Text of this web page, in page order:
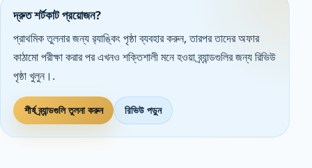
দ্রুত শর্টকাট প্রয়োজন?
প্রাথমিক তুলনার জন্য র‌্যাঙ্কিং পৃষ্ঠা ব্যবহার করুন, তারপর তাদের অফার
কাঠামো পরীক্ষা করার পর এখনও শক্তিশালী মনে হওয়া ব্র্যান্ডগুলির জন্য রিভিউ
পৃষ্ঠা খুলুন।.
শীর্ষ ব্র্যান্ডগুলি তুলনা করুন রিভিউ পড়ুন